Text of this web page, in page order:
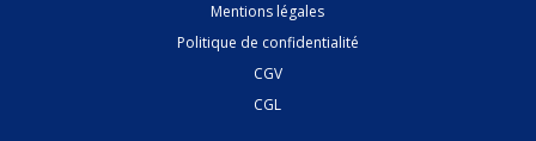
Mentions légales
Politique de confidentialité
CGV
CGL